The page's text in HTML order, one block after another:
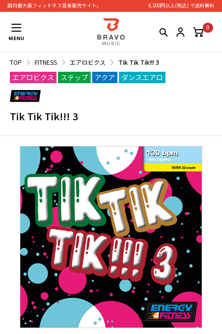
国内最大級フィットネス⾳楽販売サイト。 8,500円以上(税込) で送料無料
0
TOP FITNESS エアロビクス Tik Tik Tik!!! 3
エアロビクス ステップ アクア ダンスエアロ
Tik Tik Tik!!! 3